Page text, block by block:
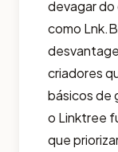
devagar do
como
criadores
básicos de
o Linktree
que